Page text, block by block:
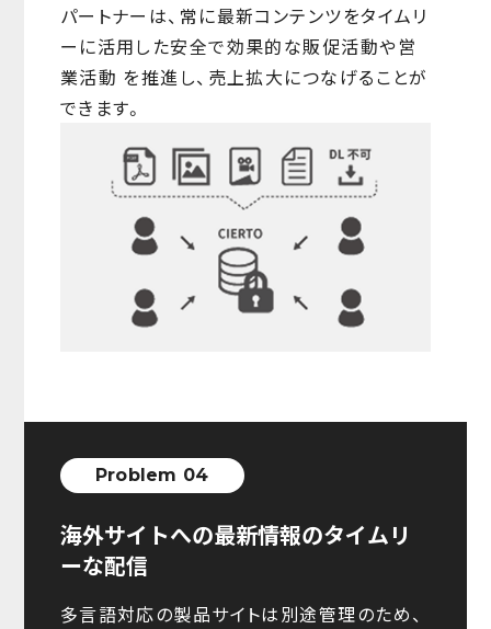
パートナーは、常に最新コンテンツをタイムリ
ーに活用した安全で効果的な販促活動や営
業活動 を推進し、売上拡大につなげることが
できます。
Problem 04
海外サイトへの最新情報のタイムリ
ーな配信
多言語対応の製品サイトは別途管理のため、